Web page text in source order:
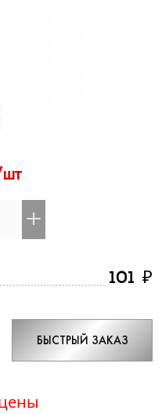
+
101 ₽
БЫСТРЫЙ ЗАКАЗ